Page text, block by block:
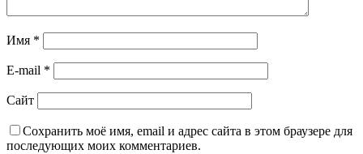
Имя *
E-mail *
Сайт
Сохранить моё имя, email и адрес сайта в этом браузере для
последующих моих комментариев.